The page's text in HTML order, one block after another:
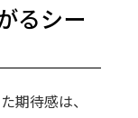
るシー
期待感は、